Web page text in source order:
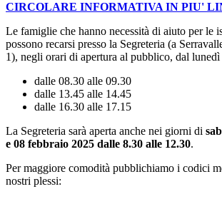
CIRCOLARE INFORMATIVA IN PIU'
Le famiglie che hanno necessità di aiuto per le
possono recarsi presso la Segreteria (a
1), negli orari di apertura al pubblico, dal
dalle 08.30 alle 09.30
dalle 13.45 alle 14.45
dalle 16.30 alle 17.15
La Segreteria sarà aperta anche nei giorni di
e 08 febbraio 2025 dalle 8.30 alle 12.30.
Per maggiore comodità pubblichiamo i codici
nostri plessi: